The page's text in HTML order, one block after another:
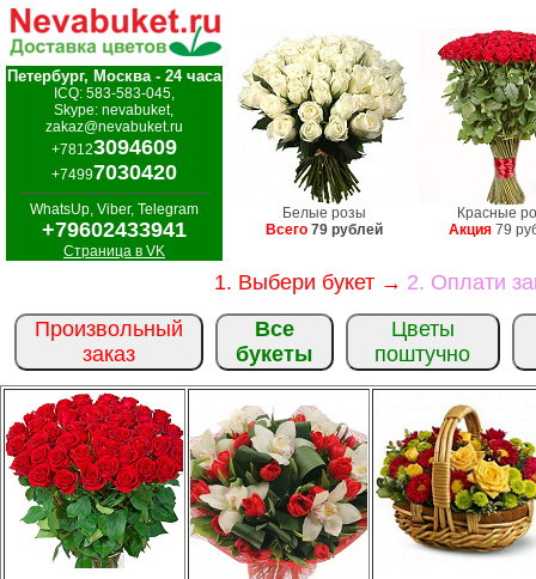
Петербург, Москва - 24 часа
ICQ: 583-583-045,
Skype: nevabuket,
zakaz@nevabuket.ru
+78123094609
+74997030420
WhatsUp, Viber, Telegram
+79602433941
Страница в VK
Белые розы
Всего 79 рублей
Красные
Акция 79
1. Выбери букет → 2. Оплати
Произвольный
заказ
Все
букеты
Цветы
поштучно